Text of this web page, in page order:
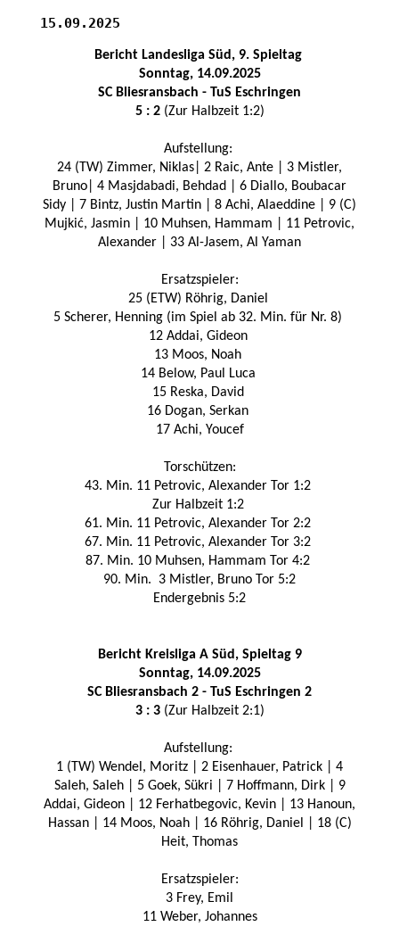
15.09.2025
Bericht Landesliga Süd, 9. Spieltag
Sonntag, 14.09.2025
SC Bliesransbach - TuS Eschringen
5 : 2(Zur Halbzeit 1:2)
Aufstellung:
24 (TW) Zimmer, Niklas| 2 Raic, Ante | 3 Mistler,
Bruno| 4 Masjdabadi, Behdad | 6 Diallo, Boubacar
Sidy | 7 Bintz, Justin Martin | 8 Achi, Alaeddine | 9 (C)
Mujkić, Jasmin | 10 Muhsen, Hammam | 11 Petrovic,
Alexander | 33 Al-Jasem, Al Yaman
Ersatzspieler:
25 (ETW) Röhrig, Daniel
5 Scherer, Henning (im Spiel ab 32. Min. für Nr. 8)
12 Addai, Gideon
13 Moos, Noah
14 Below, Paul Luca
15 Reska, David
16 Dogan, Serkan
17 Achi, Youcef
Torschützen:
43. Min. 11 Petrovic, Alexander Tor 1:2
Zur Halbzeit 1:2
61. Min. 11 Petrovic, Alexander Tor 2:2
67. Min. 11 Petrovic, Alexander Tor 3:2
87. Min. 10 Muhsen, Hammam Tor 4:2
90. Min. 3 Mistler, Bruno Tor 5:2
Endergebnis 5:2
Bericht Kreisliga A Süd, Spieltag 9
Sonntag, 14.09.2025
SC Bliesransbach 2 - TuS Eschringen 2
3 : 3(Zur Halbzeit 2:1)
Aufstellung:
1 (TW) Wendel, Moritz | 2 Eisenhauer, Patrick | 4
Saleh, Saleh | 5 Goek, Sükri | 7 Hoffmann, Dirk | 9
Addai, Gideon | 12 Ferhatbegovic, Kevin | 13 Hanoun,
Hassan | 14 Moos, Noah | 16 Röhrig, Daniel | 18 (C)
Heit, Thomas
Ersatzspieler:
3 Frey, Emil
11 Weber, Johannes